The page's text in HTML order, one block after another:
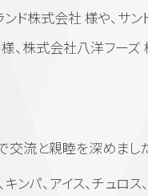
ンド株式会社様や、 サン
様、 株式会社八洋フーズ
流と親睦を深めまし
ンパ、アイス、チュロ